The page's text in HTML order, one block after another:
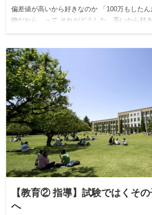
偏差値が高いから好きなのか 「100万もした
物だから」って それがどうした 高いから好
【教育② 指導】試験ではくそ
へ